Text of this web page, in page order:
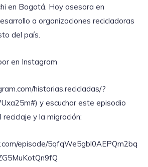
en Bogotá. Hoy asesora en
a organizaciones recicladoras
del país.
en Instagram
historias.recicladas/?
y escuchar este episodio
y la migración:
episode/5qfqWe5gbl0AEPQm2bq